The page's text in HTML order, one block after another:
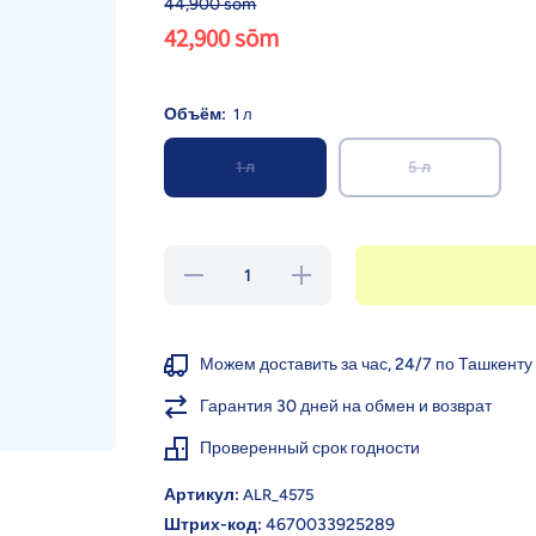
44,900 sōm
42,900 sōm
Объём: 1 л
1 л 5 л
Уменьшить
белья
&quot;Сладкий
сон&quot;
Увеличить
количество
для Умка
белья
&quot;Сладкий
сон&quot;
Можем доставить за час, 24/7 по Ташкенту
Гарантия 30 дней на обмен и возврат
Проверенный срок годности
Артикул: ALR_4575
Штрих-код: 4670033925289